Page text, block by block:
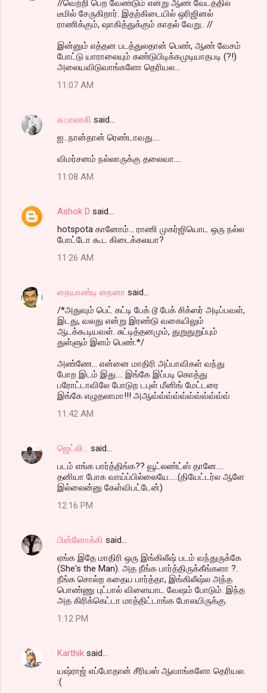
//வெற்றி பெற வேண்டும் என்று ஆண் வேடத்தில்
டீமில் சேருகிறார். இதற்கிடையில் ஒரிஜினல்
ராணிக்கும், ஷாகித்துக்கும் காதல் வேறு.. //
இன்னும் எத்தன படத்துலதான் பெண், ஆண் வேசம்
போட்டு யாராலையும் கண்டுபிடிக்கமுடியாதபடி (?!)
அலையவிடுவாங்களோ தெரியல...
11:07 AM
க.பாலாசி said…
ஐ...நான்தான் ரெண்டாவது....
விமர்சனம் நல்லாருக்கு தலைவா....
11:08 AM
Ashok D said…
hotspota கானோம்... ராணி முகர்ஜியொட ஒரு நல்ல
போட்டோ கூட கிடைக்கலயா?
11:26 AM
நையாண்டி நைனா said…
/*அதுவும் பெட் கட்டி பேக் டூ பேக் சிக்ஸர் அடிப்பவள்,
இடது, வலது என்று இரண்டு வகையிலும்
ஆடக்கூடியவள். சுட்டித்தனமும், துறுதுறுப்பும்
துள்ளும் இளம் பெண்.*/
அண்ணே... என்னை மாதிரி அப்பாவிகள் வந்து
போற இடம் இது.... இங்கே இப்படி கொத்து
பரோட்டாவிலே போடுற டபுள் மீனிங் மேட்டரை
இங்கே எழுதலாமா!!! அஆவ்வ்வ்வ்வ்வ்வ்வ்வ்வ்வ்
11:42 AM
ஜெட்லி...
said…
படம் எங்க பார்த்திங்க?? வூட்லண்ட்ஸ் தானே....
தனியா போக வாய்ப்பில்லையே.....(தியேட்டர்ல ஆளே
இல்லைன்னு கேள்விபட்டேன்)
12:16 PM
பின்னோக்கி said…
ஏங்க இதே மாதிரி ஒரு இங்கிலீஷ் படம் வந்துருக்கே
(She's the Man). அத நீங்க பார்த்திருக்கீங்களா ?.
நீங்க சொல்ற கதைய பார்த்தா, இங்கிலீஷ்ல அந்த
பொண்ணு புட்பால் விளையாட வேஷம் போடும். இந்த
அத கிரிக்கெட்டா மாத்திட்டாங்க போலயிருக்கு.
1:12 PM
Karthik said…
யஷ்ராஜ் எப்போதான் சீரியஸ் ஆவாங்களோ தெரியல.
:(